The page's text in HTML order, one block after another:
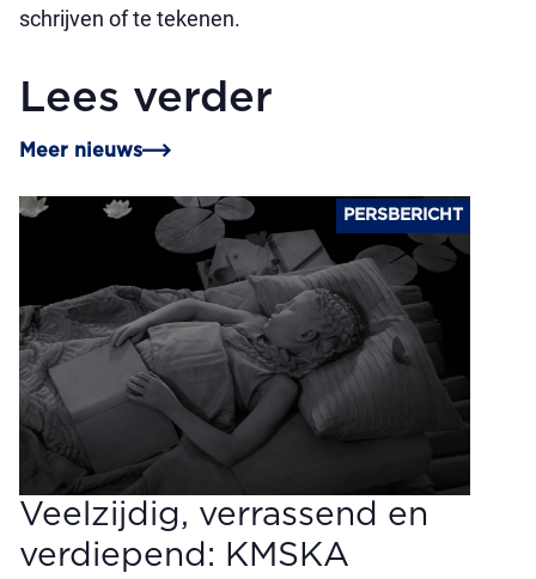
schrijven of te tekenen.
Lees verder
Meer nieuws
PERSBERICHT
Veelzijdig, verrassend en
verdiepend: KMSKA